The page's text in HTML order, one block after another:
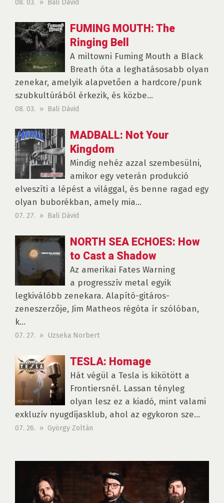
08. 03. » Bali Dávid
FUMING MOUTH: The
Ringing Bell
A miltowni Fuming Mouth a Black
Breath óta a leghatásosabb olyan
zenekar, amelyik alapvetően a hardcore/punk
szubkultúrából érkezik, és közbe...
08. 03. » Bali Dávid
MADBALL: Not Your
Kingdom
Mindig nehéz azzal szembesülni,
amikor egy veterán produkció
elveszíti a lépést a világgal, és benne ragad egy
olyan buborékban, amely mia...
07. 27. » Bali Dávid
NORTH SEA ECHOES: How
to Cast a Shadow
Az amerikai Fates Warning
a progresszív metal egyik
legkiválóbb zenekara. Alapító-gitáros-
zeneszerzője, Jim Matheos régóta ír szólóban,
k...
07. 27. » Uzseka Norbert
TESLA: Homage
Hát végül a Tesla is kikötött a
Frontiersnél. Lassan tényleg
olyan lesz ez a kiadó, mint valami
exkluzív nyugdíjasklub, ahol az egykoron sze...
07. 26. » György Zoltán